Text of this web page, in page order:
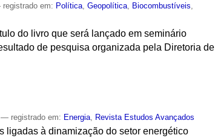
em: Política ,Geopolítica Biocombustíveis
do livro que será lançado em seminário
de pesquisa organizada pela Diretoria de
— registrado em: Energia Revista Estudos Avançados
ligadas à dinamização do setor energético